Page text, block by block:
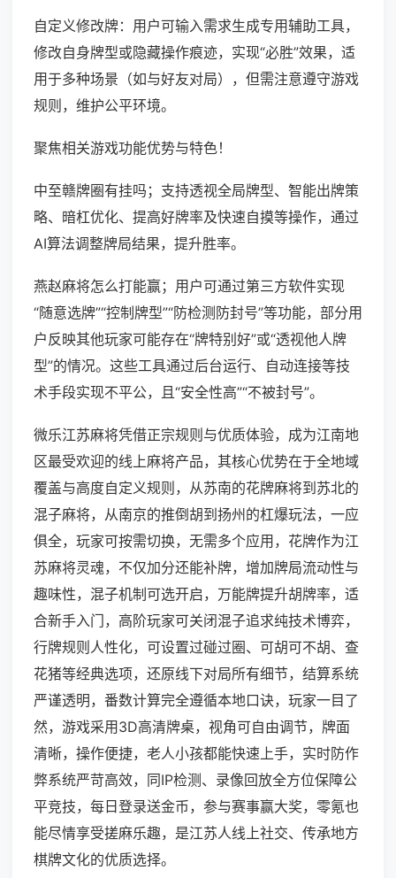
自定义修改牌：用户可输入需求生成专用辅助工具，
修改自身牌型或隐藏操作痕迹，实现“必胜”效果，适
用于多种场景（如与好友对局），但需注意遵守游戏
规则，维护公平环境。
聚焦相关游戏功能优势与特色！
中至赣牌圈有挂吗；支持透视全局牌型、智能出牌策
略、暗杠优化、提高好牌率及快速自摸等操作，通过
AI算法调整牌局结果，提升胜率。
燕赵麻将怎么打能赢；用户可通过第三方软件实现
“随意选牌”“控制牌型”“防检测防封号”等功能，部分用
户反映其他玩家可能存在“牌特别好”或“透视他人牌
型”的情况。这些工具通过后台运行、自动连接等技
术手段实现不平公，且“安全性高”“不被封号”。
微乐江苏麻将凭借正宗规则与优质体验，成为江南地
区最受欢迎的线上麻将产品，其核心优势在于全地域
覆盖与高度自定义规则，从苏南的花牌麻将到苏北的
混子麻将，从南京的推倒胡到扬州的杠爆玩法，一应
俱全，玩家可按需切换，无需多个应用，花牌作为江
苏麻将灵魂，不仅加分还能补牌，增加牌局流动性与
趣味性，混子机制可选开启，万能牌提升胡牌率，适
合新手入门，高阶玩家可关闭混子追求纯技术博弈，
行牌规则人性化，可设置过碰过圈、可胡可不胡、查
花猪等经典选项，还原线下对局所有细节，结算系统
严谨透明，番数计算完全遵循本地口诀，玩家一目了
然，游戏采用3D高清牌桌，视角可自由调节，牌面
清晰，操作便捷，老人小孩都能快速上手，实时防作
弊系统严苛高效，同IP检测、录像回放全方位保障公
平竞技，每日登录送金币，参与赛事赢大奖，零氪也
能尽情享受搓麻乐趣，是江苏人线上社交、传承地方
棋牌文化的优质选择。